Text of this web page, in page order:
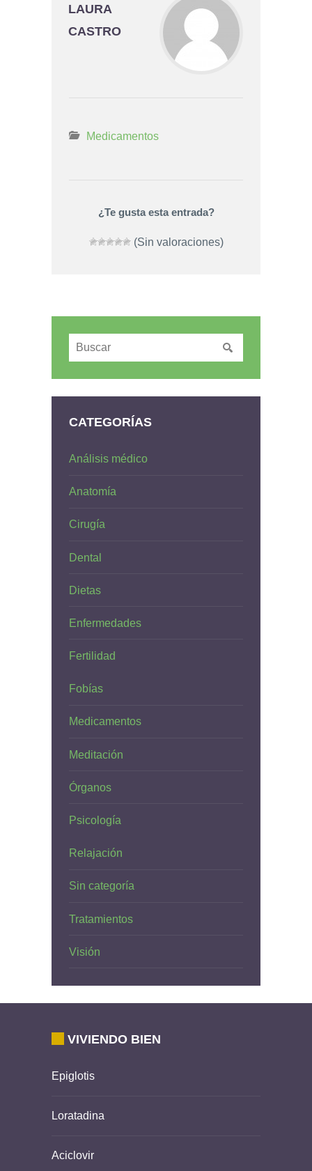
LAURA
CASTRO
Medicamentos
¿Te gusta esta entrada?
(Sin valoraciones)
CATEGORÍAS
Análisis médico
Anatomía
Cirugía
Dental
Dietas
Enfermedades
Fertilidad
Fobías
Medicamentos
Meditación
Órganos
Psicología
Relajación
Sin categoría
Tratamientos
Visión
VIVIENDO BIEN
Epiglotis
Loratadina
Aciclovir